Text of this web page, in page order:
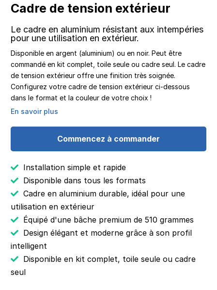
Cadre de tension extérieur
Le cadre en aluminium résistant aux intempéries
pour une utilisation en extérieur.
Disponible en argent (aluminium) ou en noir. Peut être
commandé en kit complet, toile seule ou cadre seul. Le cadre
de tension extérieur offre une finition très soignée.
Configurez votre cadre de tension extérieur ci-dessous
dans le format et la couleur de votre choix !
En savoir plus
Commencez à commander
Installation simple et rapide
Disponible dans tous les formats
Cadre en aluminium durable, idéal pour une
utilisation en extérieur
Équipé d'une bâche premium de 510 grammes
Design élégant et moderne grâce à son profil
intelligent
Disponible en kit complet, toile seule ou cadre
seul